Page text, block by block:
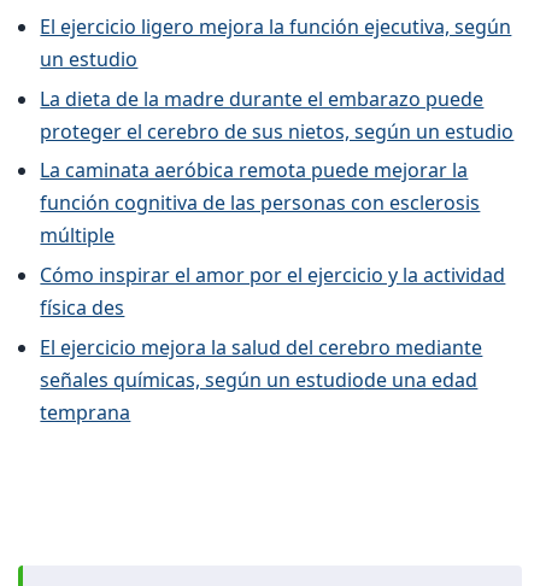
El ejercicio ligero mejora la función ejecutiva, según
un estudio
La dieta de la madre durante el embarazo puede
proteger el cerebro de sus nietos, según un estudio
La caminata aeróbica remota puede mejorar la
función cognitiva de las personas con esclerosis
múltiple
Cómo inspirar el amor por el ejercicio y la actividad
física des
El ejercicio mejora la salud del cerebro mediante
señales químicas, según un estudiode una edad
temprana